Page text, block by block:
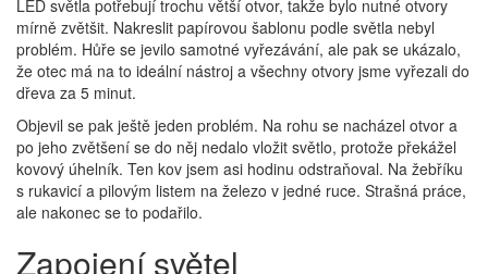
LED světla potřebují trochu větší otvor, takže bylo nutné otvory
mírně zvětšit. Nakreslit papírovou šablonu podle světla nebyl
problém. Hůře se jevilo samotné vyřezávání, ale pak se ukázalo,
že otec má na to ideální nástroj a všechny otvory jsme vyřezali do
dřeva za 5 minut.
Objevil se pak ještě jeden problém. Na rohu se nacházel otvor a
po jeho zvětšení se do něj nedalo vložit světlo, protože překážel
kovový úhelník. Ten kov jsem asi hodinu odstraňoval. Na žebříku
s rukavicí a pilovým listem na železo v jedné ruce. Strašná práce,
ale nakonec se to podařilo.
Zapojení světel